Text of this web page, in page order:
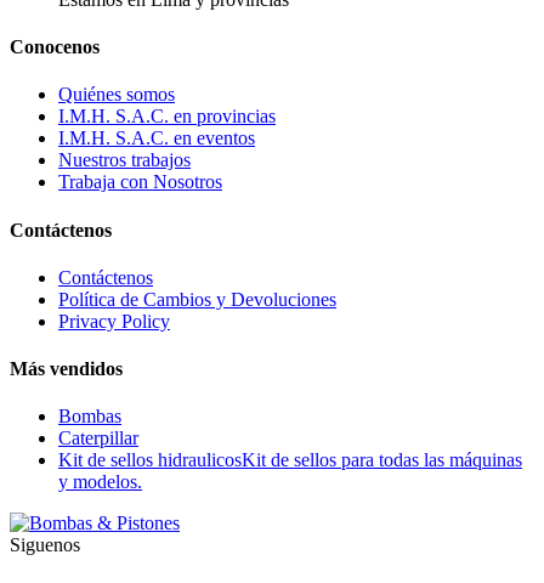
Conocenos
Quiénes somos
I.M.H. S.A.C. en provincias
I.M.H. S.A.C. en eventos
Nuestros trabajos
Trabaja con Nosotros
Contáctenos
Contáctenos
Política de Cambios y Devoluciones
Privacy Policy
Más vendidos
Bombas
Caterpillar
Kit de sellos hidraulicosKit de sellos para todas las máquinas
y modelos.
Siguenos